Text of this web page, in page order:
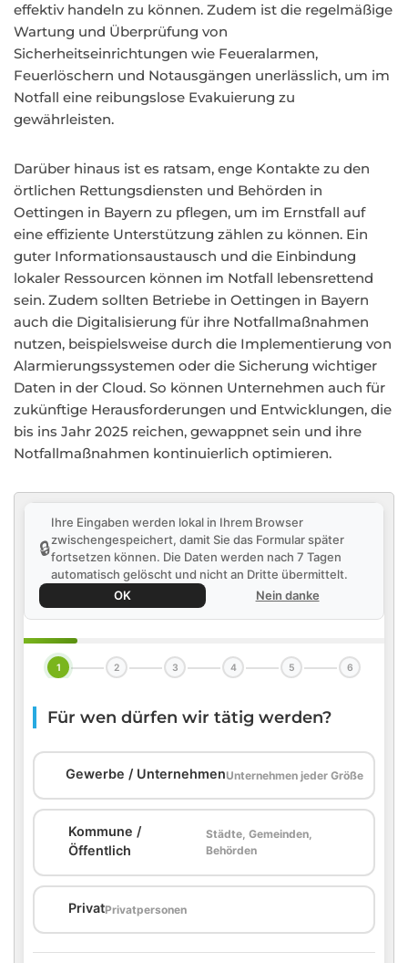
effektiv handeln zu können. Zudem ist die regelmäßige
Wartung und Überprüfung von
Sicherheitseinrichtungen wie Feueralarmen,
Feuerlöschern und Notausgängen unerlässlich, um im
Notfall eine reibungslose Evakuierung zu
gewährleisten.
Darüber hinaus ist es ratsam, enge Kontakte zu den
örtlichen Rettungsdiensten und Behörden in
Oettingen in Bayern zu pflegen, um im Ernstfall auf
eine effiziente Unterstützung zählen zu können. Ein
guter Informationsaustausch und die Einbindung
lokaler Ressourcen können im Notfall lebensrettend
sein. Zudem sollten Betriebe in Oettingen in Bayern
auch die Digitalisierung für ihre Notfallmaßnahmen
nutzen, beispielsweise durch die Implementierung von
Alarmierungssystemen oder die Sicherung wichtiger
Daten in der Cloud. So können Unternehmen auch für
zukünftige Herausforderungen und Entwicklungen, die
bis ins Jahr 2025 reichen, gewappnet sein und ihre
Notfallmaßnahmen kontinuierlich optimieren.
🔒
Ihre Eingaben werden lokal in Ihrem Browser
zwischengespeichert, damit Sie das Formular später
fortsetzen können. Die Daten werden nach 7 Tagen
automatisch gelöscht und nicht an Dritte übermittelt.
OK
Nein danke
1 2 3 4 5 6
Für wen dürfen wir tätig werden?
Gewerbe / UnternehmenUnternehmen jeder Größe
Kommune /
Öffentlich
Städte, Gemeinden,
Behörden
PrivatPrivatpersonen